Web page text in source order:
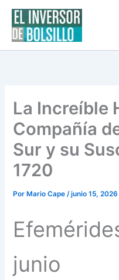
contenido
La Increíble
Compañía
Sur y su
1720
Por Mario Cape/junio 15, 2026
junio